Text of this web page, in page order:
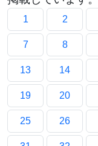
1 2
7 8
13 14
19 20
25 26